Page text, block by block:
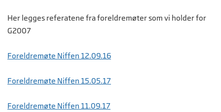
Her legges referatene fra foreldremøter som vi holder for
G2007
Foreldremøte Niffen 12.09.16
Foreldremøte Niffen 15.05.17
Foreldremøte Niffen 11.09.17